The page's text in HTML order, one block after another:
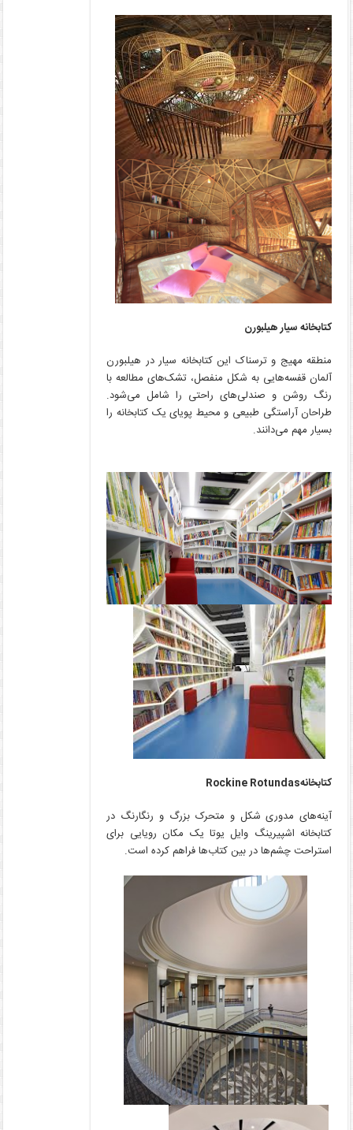
کتابخانه سیار هیلبورن
منطقه مهیج و ترسناک این کتابخانه سیار در هیلبورن
آلمان قفسه‌هایی به شکل منفصل، تشک‌های مطالعه با
رنگ روشن و صندلی‌های راحتی را شامل می‌شود.
طراحان آراستگی طبیعی و محیط پویای یک کتابخانه را
بسیار مهم می‌دانند.
Rockine Rotundasکتابخانه
آینه‌های مدوری شکل و متحرک بزرگ و رنگارنگ در
کتابخانه اشپیرینگ وایل یوتا یک مکان رویایی برای
استراحت چشم‌ها در بین کتاب‌ها فراهم کرده است.